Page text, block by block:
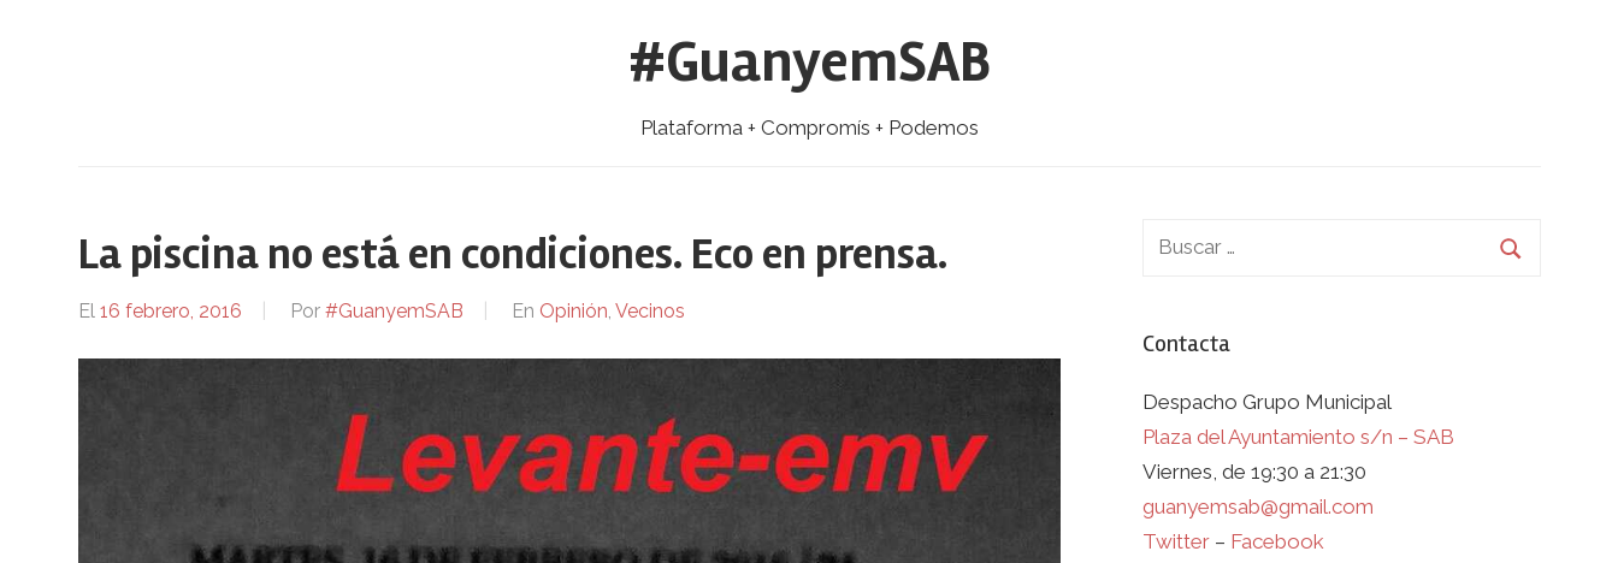
#GuanyemSAB
Plataforma + Compromís + Podemos
La piscina no está en condiciones. Eco en prensa.
El 16 febrero, 2016 Por #GuanyemSAB En Opinión, Vecinos
Contacta
Despacho Grupo Municipal
Plaza del Ayuntamiento s/n – SAB
Viernes, de 19:30 a 21:30
guanyemsab@gmail.com
Twitter – Facebook